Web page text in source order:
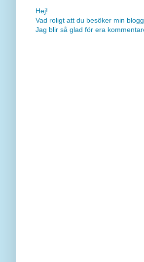
Hej!
Vad roligt att du besöker min
Jag blir så glad för era